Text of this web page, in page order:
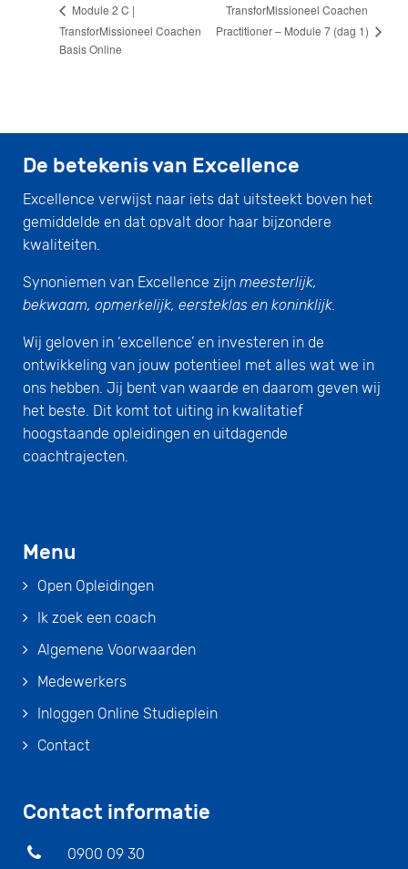
Module 2 C |
TransforMissioneel Coachen
Basis Online
TransforMissioneel Coachen
Practitioner – Module 7 (dag 1)
De betekenis van Excellence
Excellence verwijst naar iets dat uitsteekt boven het
gemiddelde en dat opvalt door haar bijzondere
kwaliteiten.
Synoniemen van Excellence zijn meesterlijk,
bekwaam, opmerkelijk, eersteklas en koninklijk.
Wij geloven in ‘excellence’ en investeren in de
ontwikkeling van jouw potentieel met alles wat we in
ons hebben. Jij bent van waarde en daarom geven wij
het beste. Dit komt tot uiting in kwalitatief
hoogstaande opleidingen en uitdagende
coachtrajecten.
Menu
Open Opleidingen
Ik zoek een coach
Algemene Voorwaarden
Medewerkers
Inloggen Online Studieplein
Contact
Contact informatie
0900 09 30